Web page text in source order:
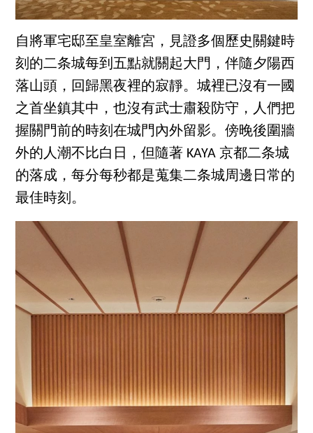
自將軍宅邸至皇室離宮，見證多個歷史關鍵時
刻的二条城每到五點就關起大門，伴隨夕陽西
落山頭，回歸黑夜裡的寂靜。城裡已沒有一國
之首坐鎮其中，也沒有武士肅殺防守，人們把
握關門前的時刻在城門內外留影。傍晚後圍牆
外的人潮不比白日，但隨著 KAYA 京都二条城
的落成，每分每秒都是蒐集二条城周邊日常的
最佳時刻。